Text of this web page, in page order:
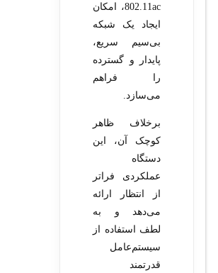
802.11ac، امکان
ایجاد یک شبکه
بی‌سیم سریع،
پایدار و گسترده
را فراهم
می‌سازد.
برخلاف ظاهر
کوچک آن، این
دستگاه
عملکردی فراتر
از انتظار ارائه
می‌دهد و به
لطف استفاده از
سیستم‌عامل
قدرتمند